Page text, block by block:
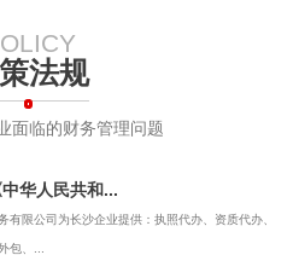
法规
面临的财务管理问题
华人民共和...
有限公司为长沙企业提供：执照代办、资质代办、
包、...